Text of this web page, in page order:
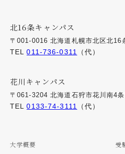
北16条キャンパス
〒001-0016 北海道札幌市北区北16
TEL011-736-0311 （代）
花川キャンパス
〒061-3204 北海道石狩市花川南4条
TEL0133-74-3111 （代）
大学概要
受